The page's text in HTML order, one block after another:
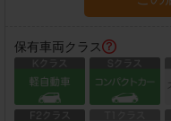
保有車両クラス